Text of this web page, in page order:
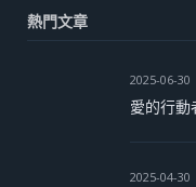
熱門文章
2025-06-30
愛的行動
2025-04-30